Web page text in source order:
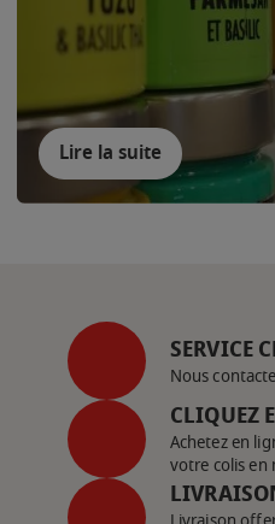
Lire la suite
SERVICE
Nous
CLIQUEZ
Achetez en
votre colis en